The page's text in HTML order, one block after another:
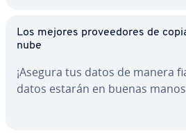
Los mejores pro­vee­do­res de
nube
¡Asegura tus datos de manera
datos estarán en buenas